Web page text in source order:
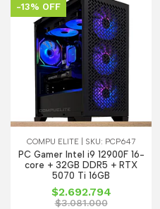
-13% OFF
COMPU ELITE | SKU: PCP647
PC Gamer Intel i9 12900F 16-
core + 32GB DDR5 + RTX
5070 Ti 16GB
$2.692.794
$3.081.000